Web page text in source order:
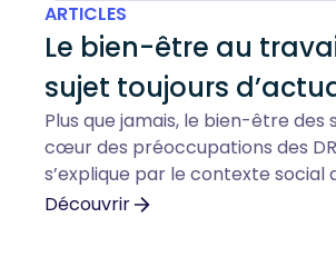
ARTICLES
Le bien-être au
sujet toujours
2024
Plus que jamais, le bien-être des
cœur des préoccupations des
s’explique par le contexte social
également par des employés de
Découvrir